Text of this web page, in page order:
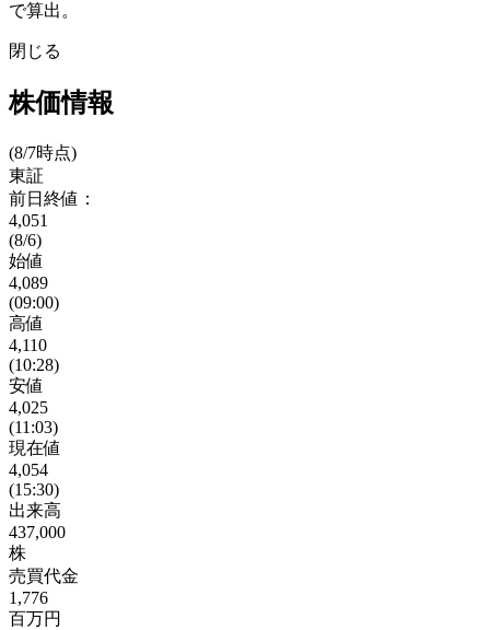
で算出。
閉じる
株価情報
(8/7時点)
東証
前日終値：
4,051
(8/6)
始値
4,089
(09:00)
高値
4,110
(10:28)
安値
4,025
(11:03)
現在値
4,054
(15:30)
出来高
437,000
株
売買代金
1,776
百万円